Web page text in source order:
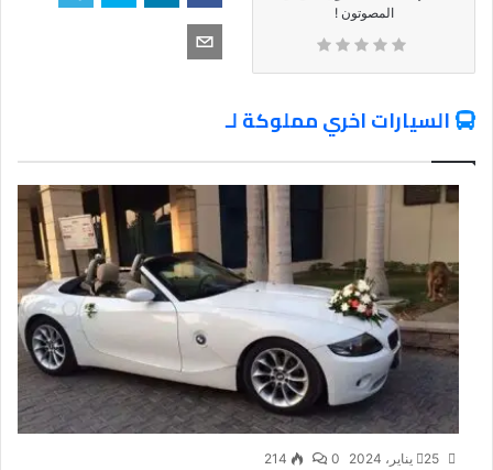
المصوتون !
السيارات اخري مملوكة لـ
25 يناير، 2024 0
214